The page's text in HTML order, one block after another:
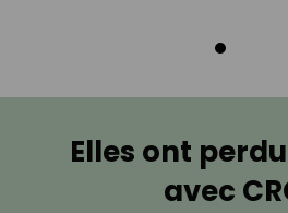
Elles ont
avec